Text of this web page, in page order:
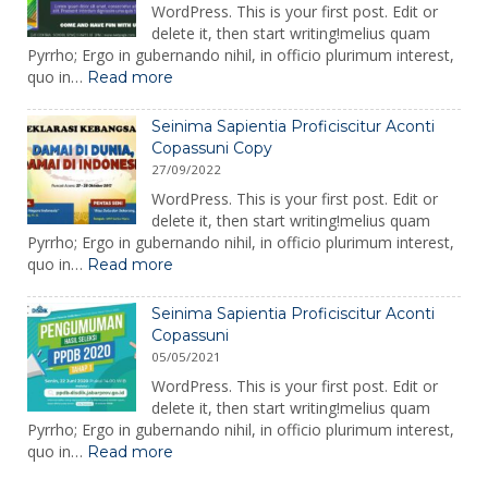
WordPress. This is your first post. Edit or
delete it, then start writing!melius quam
Pyrrho; Ergo in gubernando nihil, in officio plurimum interest,
quo in… Read more
Enimres
Abrpicuro
Praecepta
Dantur.
Seinima Sapientia Proficiscitur Aconti
Copassuni Copy
27/09/2022
WordPress. This is your first post. Edit or
delete it, then start writing!melius quam
Pyrrho; Ergo in gubernando nihil, in officio plurimum interest,
quo in… Read more
Sapientia
Proficiscitur
Aconti
Copassuni
Copy
Seinima Sapientia Proficiscitur Aconti
Copassuni
05/05/2021
WordPress. This is your first post. Edit or
delete it, then start writing!melius quam
Pyrrho; Ergo in gubernando nihil, in officio plurimum interest,
quo in… Read more